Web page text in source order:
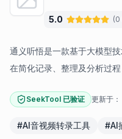
5.0 (0
通义听悟是一款基于大模型
在简化记录、整理及分析过
SeekTool 已验证 更新于：
#AI音视频转录工具 #AI